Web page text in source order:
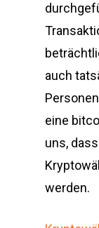
auch
eine
uns,
werden.